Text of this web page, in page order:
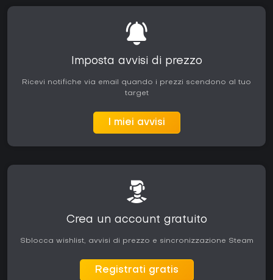
Imposta avvisi di prezzo
Ricevi notifiche via email quando i prezzi scendono al tuo
target
I miei avvisi
Crea un account gratuito
Sblocca wishlist, avvisi di prezzo e sincronizzazione Steam
Registrati gratis